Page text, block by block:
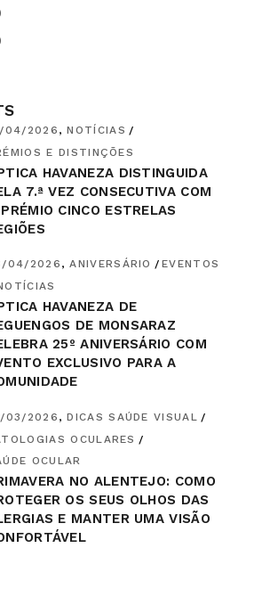
04/2026
NOTÍCIAS
E DISTINÇÕES
HAVANEZA DISTINGUIDA
7.ª VEZ CONSECUTIVA COM
CINCO ESTRELAS
04/2026 ANIVERSÁRIO
EVENTOS
HAVANEZA DE
DE MONSARAZ
25º ANIVERSÁRIO COM
EXCLUSIVO PARA A
03/2026
DICAS SAÚDE VISUAL
OCULARES
OCULAR
NO ALENTEJO: COMO
OS SEUS OLHOS DAS
E MANTER UMA VISÃO